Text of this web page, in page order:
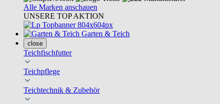
Alle Marken anschauen
UNSERE TOP AKTION
Garten & Teich
close
Teichfischfutter
Teichpflege
Teichtechnik & Zubehör